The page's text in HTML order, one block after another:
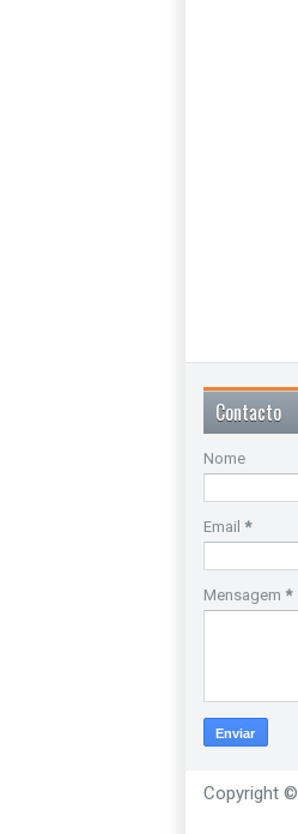
Contacto
Nome
Email *
Mensagem *
Copyright ©